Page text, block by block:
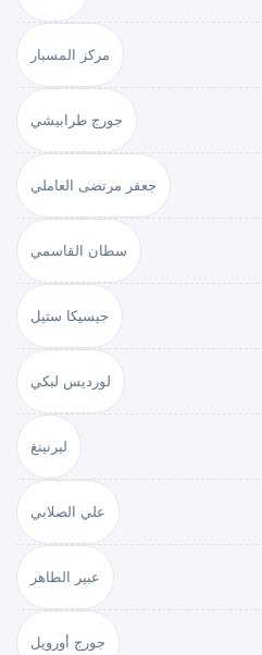
مركز المسبار
جورج طرابيشي
جعفر مرتضى العاملي
سطان القاسمي
جيسيكا ستيل
لورديس لبكي
ليرنينغ
علي الصلابي
عبير الطاهر
جورج أورويل